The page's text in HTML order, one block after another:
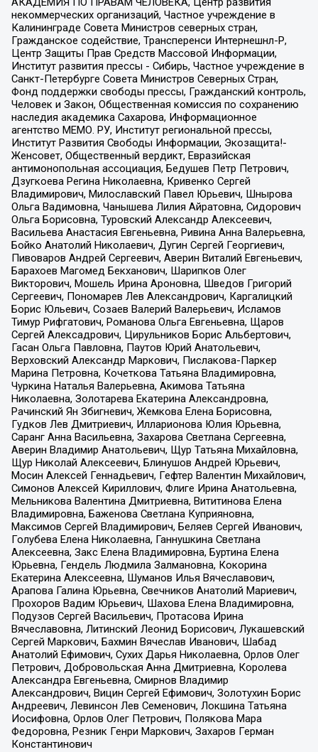
некоммерческих организаций, Частное учреждение в
Калининграде Совета Министров северных стран,
Гражданское содействие, Трансперенси Интернешнл-Р,
Центр Защиты Прав Средств Массовой Информации,
Институт развития прессы - Сибирь, Частное учреждение в
Санкт-Петербурге Совета Министров Северных Стран,
Фонд поддержки свободы прессы, Гражданский контроль,
Человек и Закон, Общественная комиссия по сохранению
наследия академика Сахарова, Информационное
агентство МЕМО. РУ, Институт региональной прессы,
Институт Развития Свободы Информации, Экозащита!-
Женсовет, Общественный вердикт, Евразийская
антимонопольная ассоциация, Бедушев Петр Петрович,
Дзугкоева Регина Николаевна, Кривенко Сергей
Владимирович, Милославский Павел Юрьевич, Шнырова
Ольга Вадимовна, Чанышева Лилия Айратовна, Сидорович
Ольга Борисовна, Туровский Александр Алексеевич,
Васильева Анастасия Евгеньевна, Ривина Анна Валерьевна,
Бойко Анатолий Николаевич, Дугин Сергей Георгиевич,
Пивоваров Андрей Сергеевич, Аверин Виталий Евгеньевич,
Барахоев Магомед Бекханович, Шарипков Олег
Викторович, Мошель Ирина Ароновна, Шведов Григорий
Сергеевич, Пономарев Лев Александрович, Каргалицкий
Борис Юльевич, Созаев Валерий Валерьевич, Исламов
Тимур Рифгатович, Романова Ольга Евгеньевна, Щаров
Сергей Алексадрович, Цирульников Борис Альбертович,
Гасан Ольга Павловна, Паутов Юрий Анатольевич,
Верховский Александр Маркович, Пислакова-Паркер
Марина Петровна, Кочеткова Татьяна Владимировна,
Чуркина Наталья Валерьевна, Акимова Татьяна
Николаевна, Золотарева Екатерина Александровна,
Рачинский Ян Збигневич, Жемкова Елена Борисовна,
Гудков Лев Дмитриевич, Илларионова Юлия Юрьевна,
Саранг Анна Васильевна, Захарова Светлана Сергеевна,
Аверин Владимир Анатольевич, Щур Татьяна Михайловна,
Щур Николай Алексеевич, Блинушов Андрей Юрьевич,
Мосин Алексей Геннадьевич, Гефтер Валентин Михайлович,
Симонов Алексей Кириллович, Флиге Ирина Анатольевна,
Мельникова Валентина Дмитриевна, Вититинова Елена
Владимировна, Баженова Светлана Куприяновна,
Максимов Сергей Владимирович, Беляев Сергей Иванович,
Голубева Елена Николаевна, Ганнушкина Светлана
Алексеевна, Закс Елена Владимировна, Буртина Елена
Юрьевна, Гендель Людмила Залмановна, Кокорина
Екатерина Алексеевна, Шуманов Илья Вячеславович,
Арапова Галина Юрьевна, Свечников Анатолий Мариевич,
Прохоров Вадим Юрьевич, Шахова Елена Владимировна,
Подузов Сергей Васильевич, Протасова Ирина
Вячеславовна, Литинский Леонид Борисович, Лукашевский
Сергей Маркович, Бахмин Вячеслав Иванович, Шабад
Анатолий Ефимович, Сухих Дарья Николаевна, Орлов Олег
Петрович, Добровольская Анна Дмитриевна, Королева
Александра Евгеньевна, Смирнов Владимир
Александрович, Вицин Сергей Ефимович, Золотухин Борис
Андреевич, Левинсон Лев Семенович, Локшина Татьяна
Иосифовна, Орлов Олег Петрович, Полякова Мара
Федоровна, Резник Генри Маркович, Захаров Герман
Константинович